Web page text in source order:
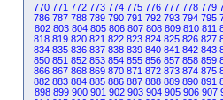
770 771 772 773 774 775 776 777 778 779
786 787 788 789 790 791 792 793 794 795
802 803 804 805 806 807 808 809 810 811
818 819 820 821 822 823 824 825 826 827
834 835 836 837 838 839 840 841 842 843
850 851 852 853 854 855 856 857 858 859
866 867 868 869 870 871 872 873 874 875
882 883 884 885 886 887 888 889 890 891
898 899 900 901 902 903 904 905 906 907